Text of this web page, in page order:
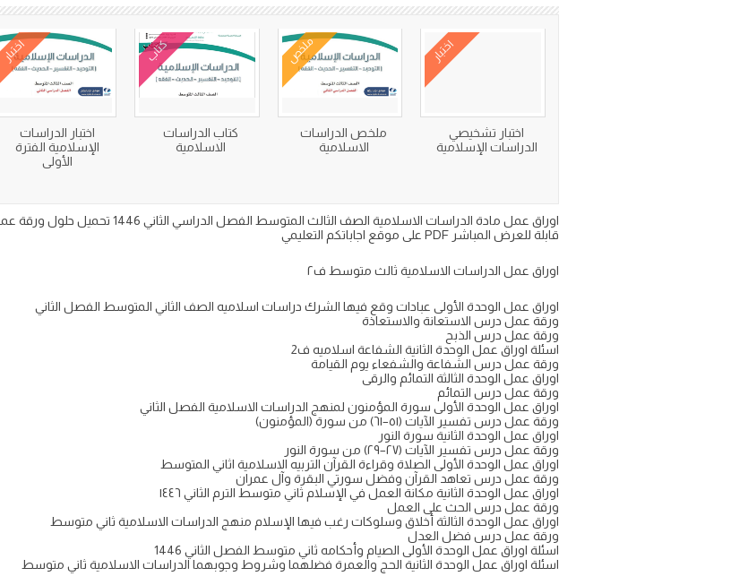
اختبار
اختبار تشخيصي
الدراسات الإسلامية
ملخص
ملخص الدراسات
الاسلامية
كتاب
كتاب الدراسات
الاسلامية
اختبار
اختبار الدراسات
الإسلامية الفترة
الأولى
قابلة للعرض المباشر PDF على موقع اجاباتكم التعليمي
اوراق عمل الدراسات الاسلامية ثالث متوسط ف٢
اوراق عمل الوحدة الأولى عبادات وقع فيها الشرك دراسات اسلاميه الصف الثاني المتوسط الفصل الثاني
ورقة عمل درس الاستعانة والاستعاذة
ورقة عمل درس الذبح
اسئلة اوراق عمل الوحدة الثانية الشفاعة اسلاميه ف2
ورقة عمل درس الشفاعة والشفعاء يوم القيامة
اوراق عمل الوحدة الثالثة التمائم والرقى
ورقة عمل درس التمائم
اوراق عمل الوحدة الأولى سورة المؤمنون لمنهج الدراسات الاسلامية الفصل الثاني
ورقة عمل درس تفسير الآيات (٥١–٦١) من سورة (المؤمنون)
اوراق عمل الوحدة الثانية سورة النور
ورقة عمل درس تفسير الآيات (۲۷–۲۹) من سورة النور
اوراق عمل الوحدة الأولى الصلاة وقراءة القرآن التربيه الاسلامية اثاني المتوسط
ورقة عمل درس تعاهد القرآن وفضل سورتي البقرة وآل عمران
اوراق عمل الوحدة الثانية مكانة العمل في الإسلام ثاني متوسط الترم الثاني ١٤٤٦
ورقة عمل درس الحث على العمل
اوراق عمل الوحدة الثالثة أخلاق وسلوكات رغب فيها الإسلام منهج الدراسات الاسلامية ثاني متوسط
ورقة عمل درس فضل العدل
اسئلة اوراق عمل الوحدة الأولى الصيام وأحكامه ثاني متوسط الفصل الثاني 1446
اسئلة اوراق عمل الوحدة الثانية الحج والعمرة فضلهما وشروط وجوبهما الدراسات الاسلامية ثاني متوسط